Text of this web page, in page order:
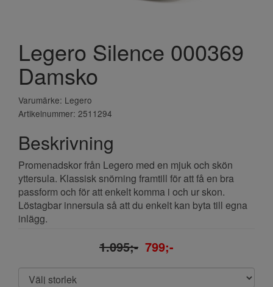
Legero Silence 000369
Damsko
Varumärke: Legero
Artikelnummer: 2511294
Beskrivning
Promenadskor från Legero med en mjuk och skön
yttersula. Klassisk snörning framtill för att få en bra
passform och för att enkelt komma i och ur skon.
Löstagbar innersula så att du enkelt kan byta till egna
inlägg.
1.095;- 799;-